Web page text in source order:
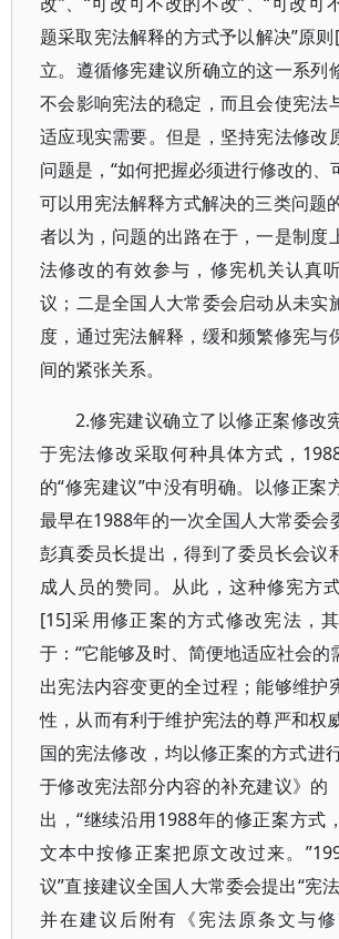
题采取宪法解释的方式予以解决”原
立。遵循修宪建议所确立的这一系列
不会影响宪法的稳定，而且会使宪法
适应现实需要。但是，坚持宪法修改
问题是，“如何把握必须进行修改的、
可以用宪法解释方式解决的三类问题
者以为，问题的出路在于，一是制度
法修改的有效参与，修宪机关认真
议；二是全国人大常委会启动从未实
度，通过宪法解释，缓和频繁修宪与
间的紧张关系。
2.修宪建议确立了以修正案修改
于宪法修改采取何种具体方式，
的“修宪建议”中没有明确。以修正案
最早在1988年的一次全国人大常委会
彭真委员长提出，得到了委员长会议
成人员的赞同。从此，这种修宪方
[15]采用修正案的方式修改宪法，
于：“它能够及时、简便地适应社会的
出宪法内容变更的全过程；能够维护
性，从而有利于维护宪法的尊严和权
国的宪法修改，均以修正案的方式进
于修改宪法部分内容的补充建议》的
出，“继续沿用1988年的修正案方式
文本中按修正案把原文改过来。
议”直接建议全国人大常委会提出“宪
并在建议后附有《宪法原条文与